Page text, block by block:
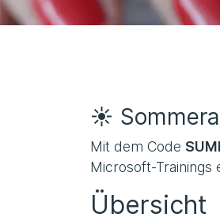
☀️
Mit dem Code
Microsoft-Trainings
Übersicht